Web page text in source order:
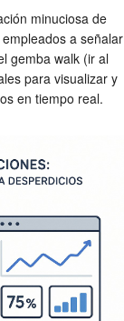
minuciosa de
a señalar
gemba walk (ir al
para visualizar y
en tiempo real.